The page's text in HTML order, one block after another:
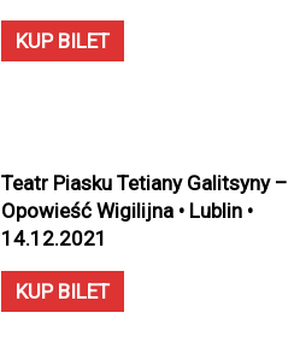
KUP BILET
Teatr Piasku Tetiany Galitsyny –
Opowieść Wigilijna • Lublin •
14.12.2021
KUP BILET